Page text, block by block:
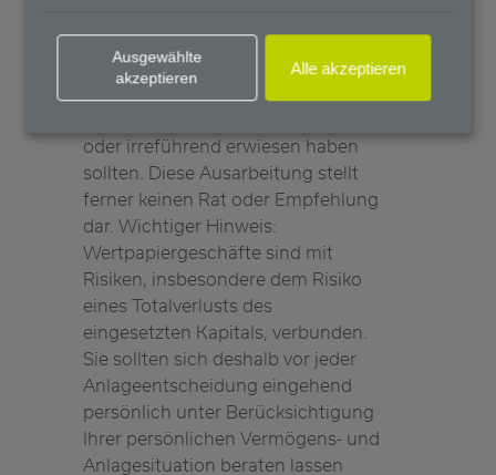
Informationen, Aussagen,
Einschätzungen, Empfehlungen
und Prognosen verändern oder
oder irreführend erwiesen haben
sollten. Diese Ausarbeitung stellt
ferner keinen Rat oder Empfehlung
dar. Wichtiger Hinweis:
Wertpapiergeschäfte sind mit
Risiken, insbesondere dem Risiko
eines Totalverlusts des
eingesetzten Kapitals, verbunden.
Sie sollten sich deshalb vor jeder
Anlageentscheidung eingehend
persönlich unter Berücksichtigung
Ihrer persönlichen Vermögens- und
Anlagesituation beraten lassen
Ausgewählte
akzeptieren
Alle akzeptieren